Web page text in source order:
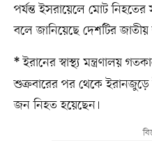
পর্যন্ত ইসরায়েলে মোট
বলে জানিয়েছে দেশটির
*ইরানের স্বাস্থ্য মন্ত্রণালয়
শুক্রবারের পর থেকে
জন নিহত হয়েছেন।